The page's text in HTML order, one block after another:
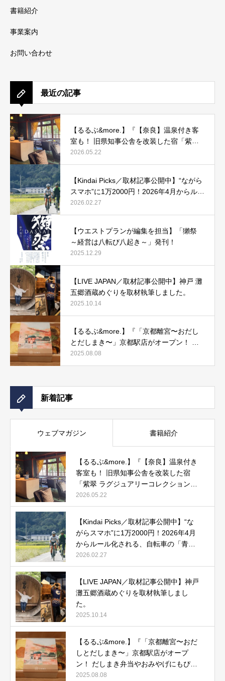
書籍紹介
事業案内
お問い合わせ
最近の記事
【るるぶ&more.】『【奈良】温泉付き客
室も！ 旧県知事公舎を改装した宿「紫翠
ラグジュアリーコレクションホテル 奈
良」で贅沢ステイ』
2026.05.22
【Kindai Picks／取材記事公開中】“ながら
スマホ”に1万2000円！2026年4月からルー
ル化される、自転車の「青切符」とは？
2026.02.27
【ウエストプランが編集を担当】「獺祭
～経営は八転び八起き～」発刊！
2025.12.29
【LIVE JAPAN／取材記事公開中】神戸 灘
五郷酒蔵めぐりを取材執筆しました。
2025.10.14
【るるぶ&more.】『「京都離宮〜おだし
とだしまき〜」京都駅店がオープン！ だ
しまき弁当やおみやげにもぴったりな人気
メニューをご紹介』記事公開中
2025.08.08
新着記事
ウェブマガジン 書籍紹介
【るるぶ&more.】『【奈良】温泉付き
客室も！ 旧県知事公舎を改装した宿
「紫翠 ラグジュアリーコレクションホ
テル 奈良」で贅沢ステイ』
2026.05.22
【Kindai Picks／取材記事公開中】“な
がらスマホ”に1万2000円！2026年4月
からルール化される、自転車の「青切
符」とは？
2026.02.27
【LIVE JAPAN／取材記事公開中】神戸
灘五郷酒蔵めぐりを取材執筆しまし
た。
2025.10.14
【るるぶ&more.】『「京都離宮〜おだ
しとだしまき〜」京都駅店がオープ
ン！ だしまき弁当やおみやげにもぴっ
たりな人気メニューをご紹介』記事公
2025.08.08